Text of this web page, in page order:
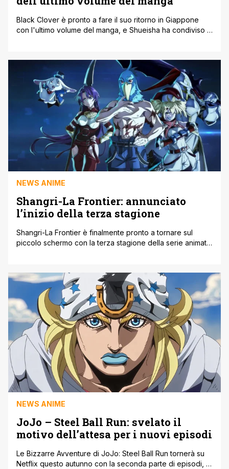
Black Clover è pronto a fare il suo ritorno in Giappone
con l'ultimo volume del manga, e Shueisha ha condiviso la
dell'editore giapponese, ma il più grande addio di
quest'anno è quello di Black Clover, dopo ben 11 anni [']
NEWS ANIME
Shangri-La Frontier: annunciato
l’inizio della terza stagione
Shangri-La Frontier è finalmente pronto a tornare sul
piccolo schermo con la terza stagione della serie animata
episodio sarà trasmesso esattamente a gennaio.
L'annuncio è accompagnato da una nuova key visual e
da un trailer. Shangri-La Frontier nasce come [']
NEWS ANIME
JoJo – Steel Ball Run: svelato il
motivo dell’attesa per i nuovi episodi
Le Bizzarre Avventure di JoJo: Steel Ball Run tornerà su
Netflix questo autunno con la seconda parte di episodi, e